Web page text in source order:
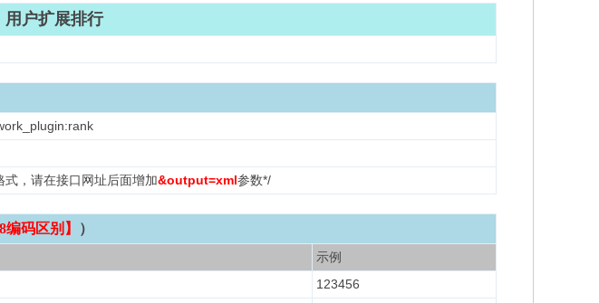
用户扩展排行
，请在接口网址后面增加&output=xml参数*/
码区别】 ）
示例
123456